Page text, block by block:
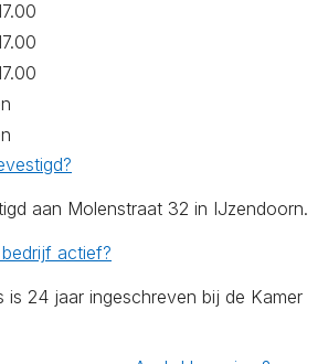
aan Molenstraat 32 in IJzendoorn.
actief?
is 24 jaar ingeschreven bij de Kamer